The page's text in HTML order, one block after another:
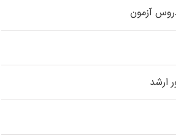
آزمون
ارشد